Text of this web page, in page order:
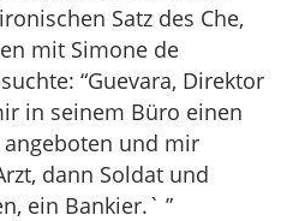
Satz des Che,
mit Simone de
“Guevara, Direktor
in seinem Büro einen
angeboten und mir
dann Soldat und
ein Bankier.` ”